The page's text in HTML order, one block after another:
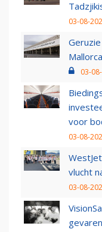
03-08-
Mallorca
03-
voor
03-08-
vlucht
03-08-